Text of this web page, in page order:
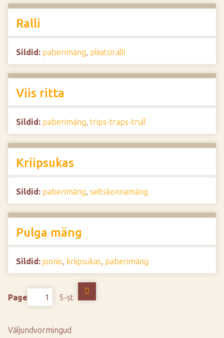
Ralli
Sildid: paberimäng, pliiatsiralli
Viis ritta
Sildid: paberimäng, trips-traps-trull
Kriipsukas
Sildid: paberimäng, seltskonnamäng
Pulga mäng
Sildid: joonis, kriipsukas, paberimäng
Page 5-st
Väljundvormingud